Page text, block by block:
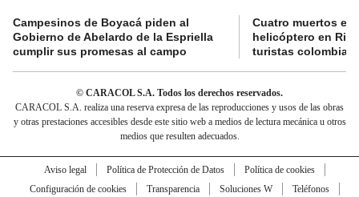
Campesinos de Boyacá piden al
Gobierno de Abelardo de la Espriella
cumplir sus promesas al campo
Cuatro muertos en
helicóptero en
turistas
© CARACOL S.A. Todos los derechos reservados.
CARACOL S.A. realiza una reserva expresa de las reproducciones y usos de las obras
y otras prestaciones accesibles desde este sitio web a medios de lectura mecánica u otros
medios que resulten adecuados.
Aviso legal Política de Protección de Datos
Política de cookies
Configuración de cookies
Transparencia Soluciones W
Teléfonos